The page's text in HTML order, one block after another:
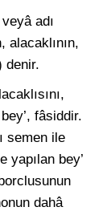
adı
alacaklının,
denir.
fâsiddir.
semen ile
yapılan bey’
dahâ